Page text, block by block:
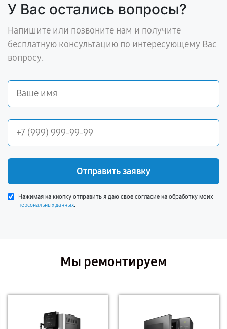
У Вас остались вопросы?
Напишите или позвоните нам и получите
бесплатную консультацию по интересующему Вас
вопросу.
Отправить заявку
Нажимая на кнопку отправить я даю свое согласие на обработку моих
персональных данных.
Мы ремонтируем